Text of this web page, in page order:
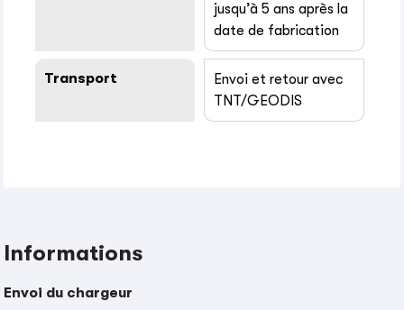
jusqu’à 5 ans après la
date de fabrication
Transport
Envoi et retour avec
TNT/GEODIS
Informations
Envoi du chargeur